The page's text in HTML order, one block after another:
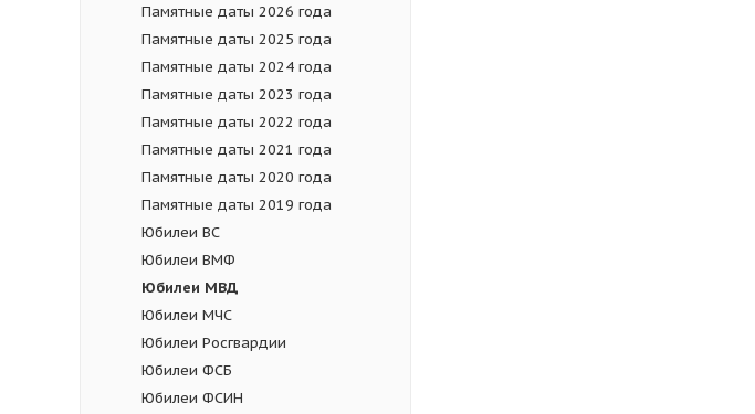
Памятные даты 2026 года
Памятные даты 2025 года
Памятные даты 2024 года
Памятные даты 2023 года
Памятные даты 2022 года
Памятные даты 2021 года
Памятные даты 2020 года
Памятные даты 2019 года
Юбилеи ВС
Юбилеи ВМФ
Юбилеи МВД
Юбилеи МЧС
Юбилеи Росгвардии
Юбилеи ФСБ
Юбилеи ФСИН